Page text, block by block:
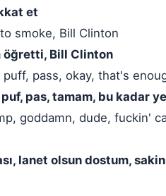
et
smoke, Bill Clinton
öğretti, Bill Clinton
pass, okay, that's
pas, tamam, bu kadar
goddamn, dude, fuckin'
lanet olsun dostum,